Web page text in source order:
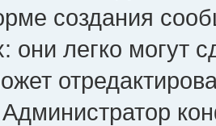
создания
они легко могут
Администратор